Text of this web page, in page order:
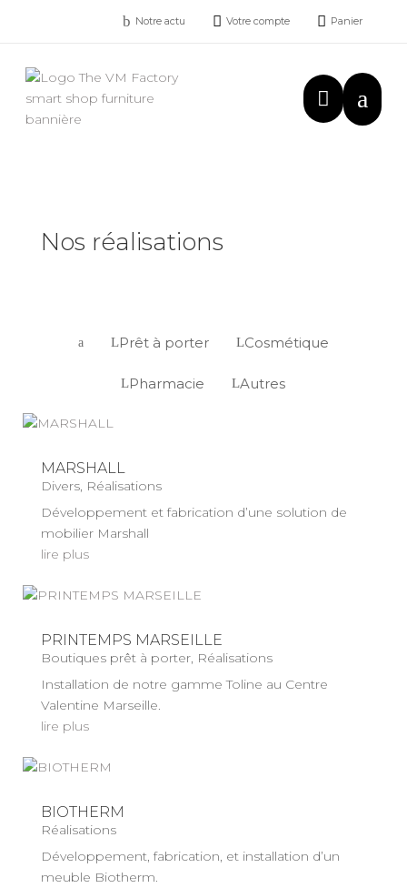
b Notre actu  Votre compte  Panier
 a
Nos réalisations
a LPrêt à porter LCosmétique
LPharmacie LAutres
MARSHALL
Divers, Réalisations
Développement et fabrication d’une solution de
mobilier Marshall
lire plus
PRINTEMPS MARSEILLE
Boutiques prêt à porter, Réalisations
Installation de notre gamme Toline au Centre
Valentine Marseille.
lire plus
BIOTHERM
Réalisations
Développement, fabrication, et installation d’un
meuble Biotherm.